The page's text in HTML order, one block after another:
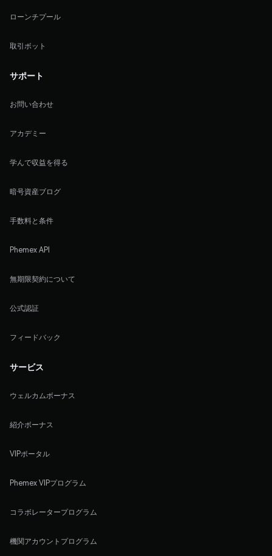
ローンチプール
取引ボット
サポート
お問い合わせ
アカデミー
学んで収益を得る
暗号資産ブログ
手数料と条件
Phemex API
無期限契約について
公式認証
フィードバック
サービス
ウェルカムボーナス
紹介ボーナス
VIPポータル
Phemex VIPプログラム
コラボレータープログラム
機関アカウントプログラム